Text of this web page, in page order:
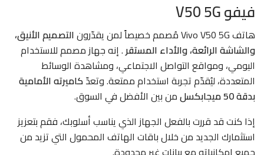
فيفو V50 5G
هاتفVivo V50 5Gمُصمم خصيصاً لمن يقدّرونالتصميم الأنيق،
والشاشة الرائعة، والأداء المستقر. إنه جهاز مصمم للاستخدام
اليومي، ومواقع التواصل الاجتماعي، ومشاهدة الوسائط
المتعددة، ليُقدّم تجربة استخدام ممتعة. وتعدّكاميرته الأمامية
بدقة 50 ميجابكسل
من بين الأفضل في السوق.
إذا كنت قد قررت بالفعل الجهاز الذي يناسب أسلوبك، فقم بتعزيز
استثمارك الجديد من خلالباقات الهاتف المحمول التي تزيد من